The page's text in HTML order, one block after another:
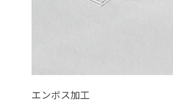
エンボス加工